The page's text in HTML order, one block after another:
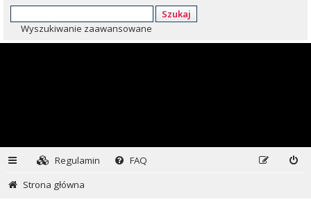
Szukaj
Wyszukiwanie zaawansowane
Regulamin
FAQ
Strona główna